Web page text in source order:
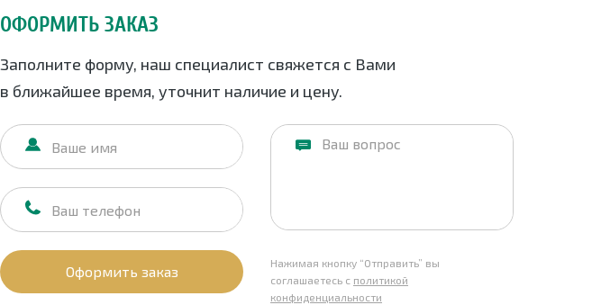
ОФОРМИТЬ ЗАКАЗ
Заполните форму, наш специалист свяжется с Вами
в ближайшее время, уточнит наличие и цену.
Оформить заказ
Нажимая кнопку “Отправить” вы
соглашаетесь с политикой
конфиденциальности